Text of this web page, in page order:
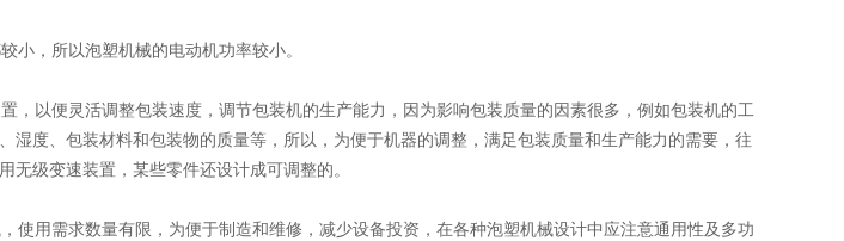
，所以泡塑机械的电动机功率较小。
以便灵活调整包装速度，调节包装机的生产能力，因为影响包装质量的因素很多，例如包装机的工
湿度、包装材料和包装物的质量等，所以，为便于机器的调整，满足包装质量和生产能力的需要，往
无级变速装置，某些零件还设计成可调整的。
用需求数量有限，为便于制造和维修，减少设备投资，在各种泡塑机械设计中应注意通用性及多功